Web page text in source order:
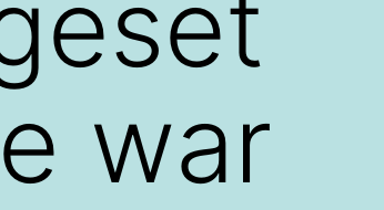
war